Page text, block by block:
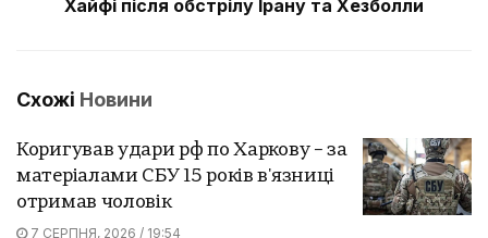
Хайфі після обстрілу Ірану та Хезболли
Схожі Новини
Коригував удари рф по Харкову – за
матеріалами СБУ 15 років в'язниці
отримав чоловік
7 СЕРПНЯ, 2026 / 19:54